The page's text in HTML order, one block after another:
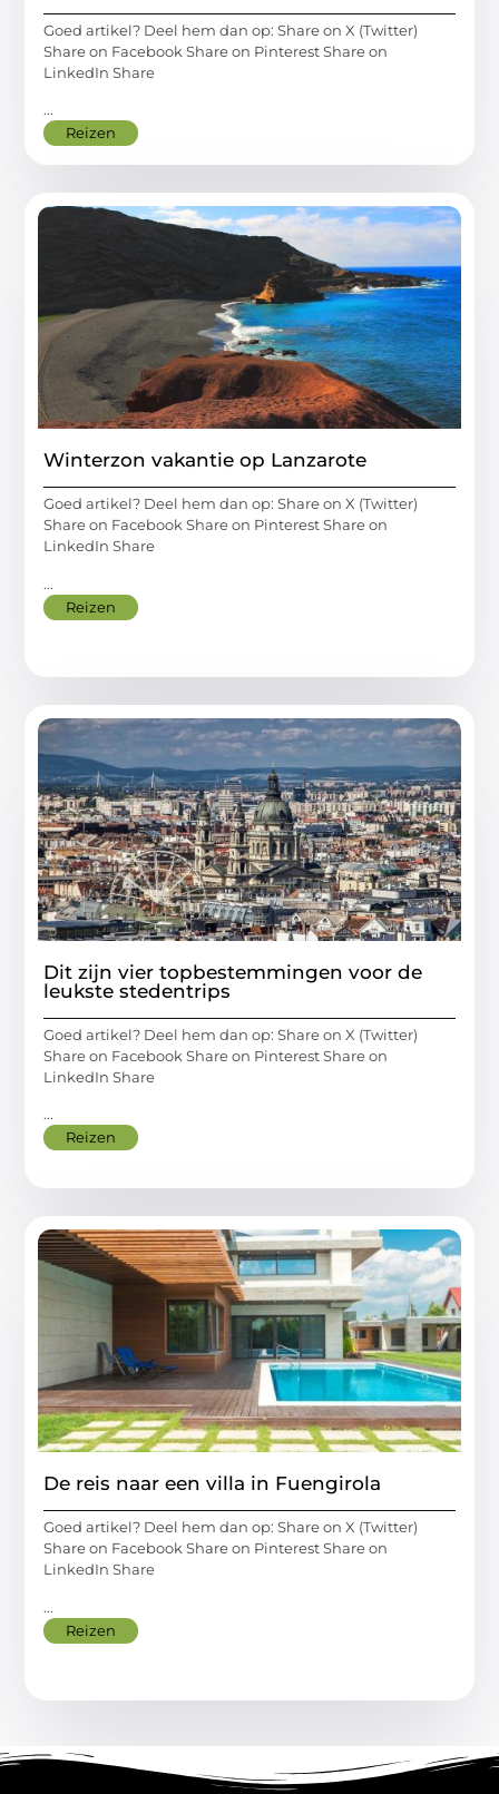
Goed artikel? Deel hem dan op: Share on X (Twitter)
Share on Facebook Share on Pinterest Share on
LinkedIn Share
...
Reizen
Winterzon vakantie op Lanzarote
Goed artikel? Deel hem dan op: Share on X (Twitter)
Share on Facebook Share on Pinterest Share on
LinkedIn Share
...
Reizen
Dit zijn vier topbestemmingen voor de
leukste stedentrips
Goed artikel? Deel hem dan op: Share on X (Twitter)
Share on Facebook Share on Pinterest Share on
LinkedIn Share
...
Reizen
De reis naar een villa in Fuengirola
Goed artikel? Deel hem dan op: Share on X (Twitter)
Share on Facebook Share on Pinterest Share on
LinkedIn Share
...
Reizen